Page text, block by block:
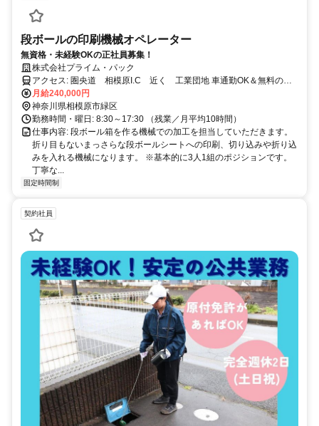
段ボールの印刷機械オペレーター
無資格・未経験OKの正社員募集！
株式会社プライム・パック
アクセス: 圏央道 相模原I.C 近く 工業団地 車通勤OK＆無料の駐
車場を完備。 交通費は規定内で支給します。
月給240,000円
神奈川県相模原市緑区
勤務時間・曜日: 8:30～17:30 （残業／月平均10時間）
仕事内容: 段ボール箱を作る機械での加工を担当していただきます。
折り目もないまっさらな段ボールシートへの印刷、切り込みや折り込
みを入れる機械になります。 ※基本的に3人1組のポジションです。
丁寧な...
固定時間制
契約社員